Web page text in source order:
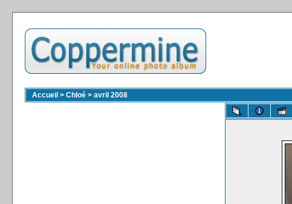
Accueil > Chloé > avril 2008